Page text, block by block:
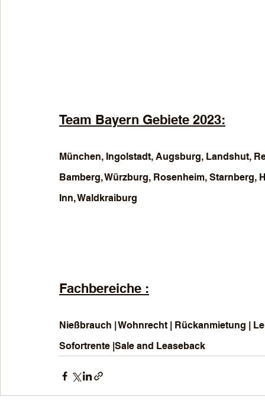
Team Bayern Gebiete 2023:
München, Ingolstadt, Augsburg, Landshut,
Bamberg, Würzburg, Rosenheim,
Inn, Waldkraiburg
Fachbereiche :
Nießbrauch | Wohnrecht | Rückanmietung |
Sofortrente |Sale and Leaseback